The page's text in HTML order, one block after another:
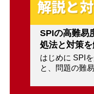
SPIの高難易
処法と対策を
はじめに SPI
と、問題の難